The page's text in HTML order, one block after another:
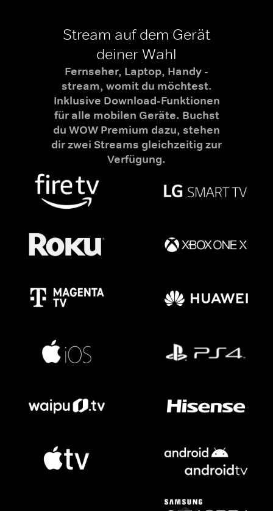
Stream auf dem Gerät
deiner Wahl
Fernseher, Laptop, Handy -
stream, womit du möchtest.
Inklusive Download-Funktionen
für alle mobilen Geräte. Buchst
du WOW Premium dazu, stehen
dir zwei Streams gleichzeitig zur
Verfügung.